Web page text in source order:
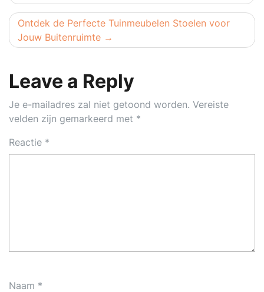
Ontdek de Perfecte Tuinmeubelen Stoelen voor
Jouw Buitenruimte
Leave a Reply
Je e-mailadres zal niet getoond worden. Vereiste
velden zijn gemarkeerd met *
Reactie *
Naam *